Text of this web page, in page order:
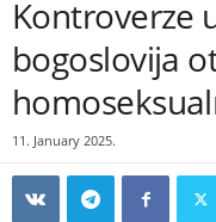
Kontroverze
bogoslovija
11. January 2025.